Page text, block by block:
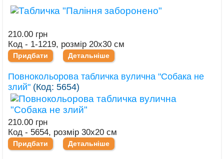
210.00 грн
Код - 1-1219, розмір 20х30 см
Придбати Детальніше
Повнокольорова табличка вулична "Собака не
злий" (Код:5654)
210.00 грн
Код - 5654, розмір 30х20 см
Придбати Детальніше